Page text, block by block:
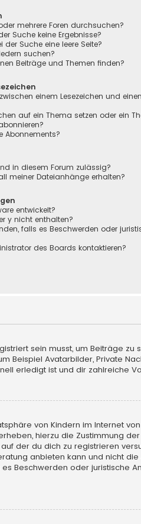
mehrere Foren durchsuchen?
Suche keine Ergebnisse?
Suche eine leere Seite?
suchen?
Beiträge und Themen finden?
einem Lesezeichen und
auf ein Thema setzen oder ein
Abonnements?
in diesem Forum zulässig?
meiner Dateianhänge erhalten?
entwickelt?
y nicht enthalten?
falls es Beschwerden oder
des Boards kontaktieren?
sein musst, um Beiträge zu
Beispiel Avatarbilder, Private
erledigt ist und dir zahlreiche
von Kindern im Internet
hierzu die Zustimmung
der du dich zu registrieren
anbieten kann und nicht
Beschwerden oder juristische